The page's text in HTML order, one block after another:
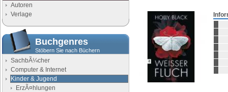
Autoren
Verlage
Buchgenres
Stöbern Sie nach Büchern
SachbÃ¼cher
Computer & Internet
Kinder & Jugend
ErzÃ¤hlungen